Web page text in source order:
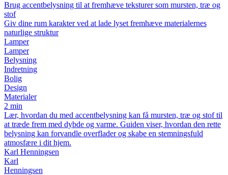
Brug accentbelysning til at fremhæve teksturer som mursten, træ og
stof
Giv dine rum karakter ved at lade lyset fremhæve materialernes
naturlige struktur
Lamper
Lamper
Belysning
Indretning
Bolig
Design
Materialer
2 min
Lær, hvordan du med accentbelysning kan få mursten, træ og stof til
at træde frem med dybde og varme. Guiden viser, hvordan den rette
belysning kan forvandle overflader og skabe en stemningsfuld
atmosfære i dit hjem.
Karl Henningsen
Karl
Henningsen